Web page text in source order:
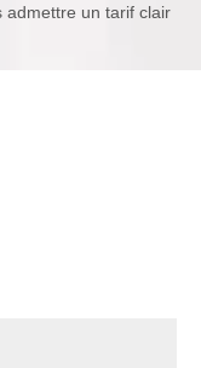
admettre un tarif clair